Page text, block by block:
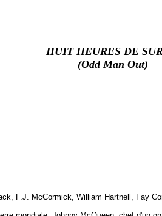
HUIT HEURES DE
(Odd Man Out)
F.J. McCormick, William Hartnell, Fay